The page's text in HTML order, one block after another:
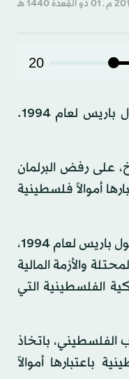
20
طالب الدكتور مشعل بن فهم السلمي رئيس البرلمان العربي، فرنسا، باعتبارها الدولة الراعية لبروتوكول باريس لعام 1994.
على رفض البرلمان
أموالاً فلسطينية
ولفت إلى أن اقتطاع هذه الأموال يُعد إجراءً باطلاً وغير قانوني وفقاً للاتفاقيات المبرمة، وعلى رأسها بروتوكول باريس لعام 1994،
والأزمة المالية
الفلسطينية التي
الفلسطيني، باتخاذ
باعتبارها أموالاً